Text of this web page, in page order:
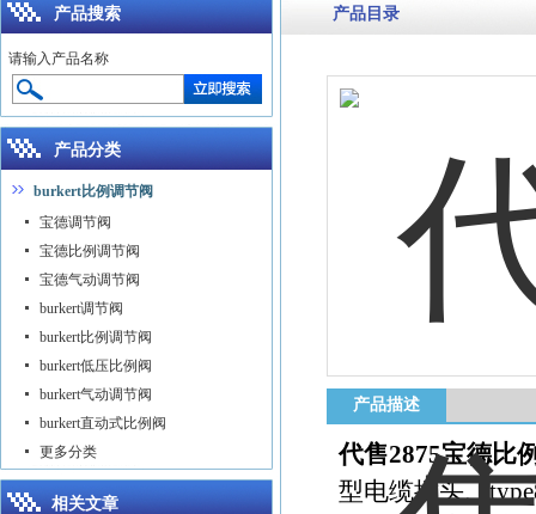
产品目录
产品描述
代售2875宝德比
型电缆插头、
产品搜索
请输入产品名称
产品分类
burkert比例调节阀
宝德调节阀
宝德比例调节阀
宝德气动调节阀
burkert调节阀
burkert比例调节阀
burkert低压比例阀
burkert气动调节阀
burkert直动式比例阀
更多分类
相关文章